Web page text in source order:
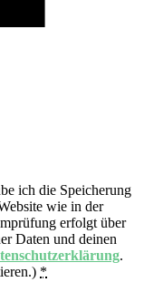
ich die Speicherung
wie in der
erfolgt über
Daten und deinen
.
*